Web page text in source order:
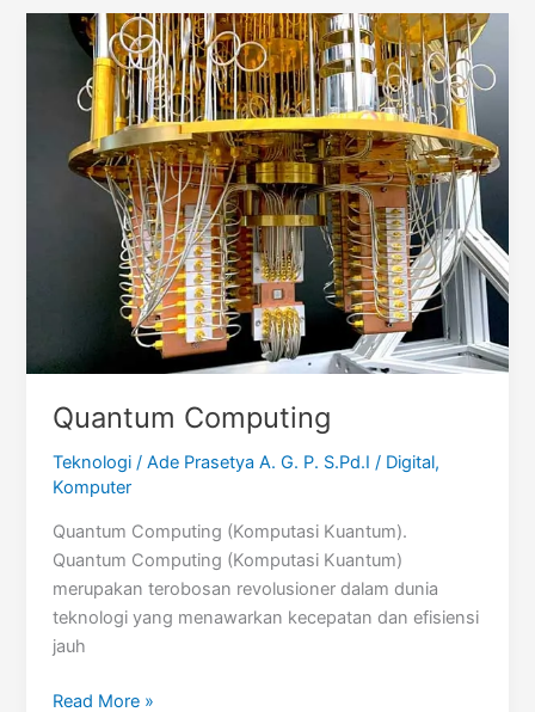
Quantum Computing
Teknologi /Ade Prasetya A. G. P. S.Pd.I/ Digital,
Komputer
Quantum Computing (Komputasi Kuantum).
Quantum Computing (Komputasi Kuantum)
merupakan terobosan revolusioner dalam dunia
teknologi yang menawarkan kecepatan dan efisiensi
jauh
Quantum
Read More »